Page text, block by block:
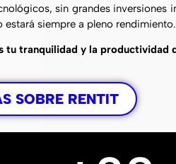
sin grandes inversiones
estará siempre a pleno rendimiento.
tu tranquilidad y la productividad
SOBRE RENTIT